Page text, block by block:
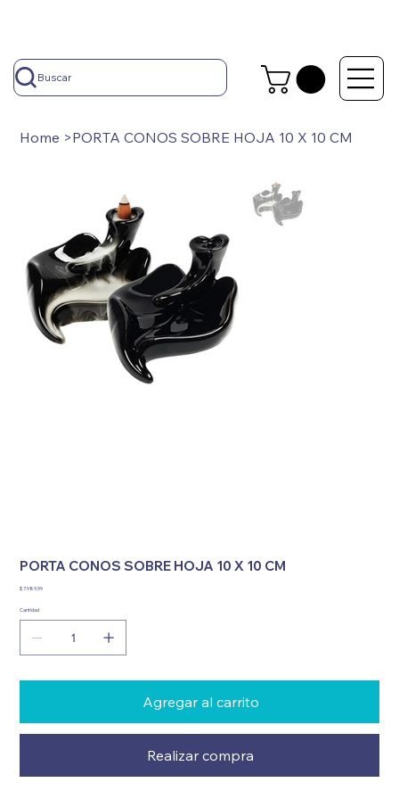
Buscar
Home >PORTA CONOS SOBRE HOJA 10 X 10 CM
PORTA CONOS SOBRE HOJA 10 X 10 CM
Precio
$ 7.989,99
Cantidad
Agregar al carrito
Realizar compra